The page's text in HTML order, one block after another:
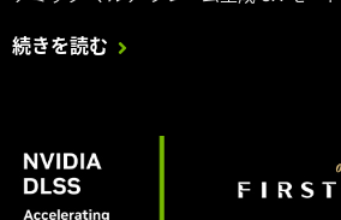
週 DLSS 対応で追加され、『Blades of
続きを読む